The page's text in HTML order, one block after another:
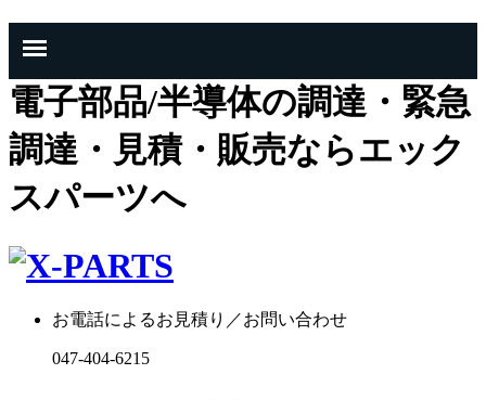
電子部品/半導体の調達・緊急
調達・見積・販売ならエック
スパーツへ
お電話によるお見積り／お問い合わせ
047-404-6215